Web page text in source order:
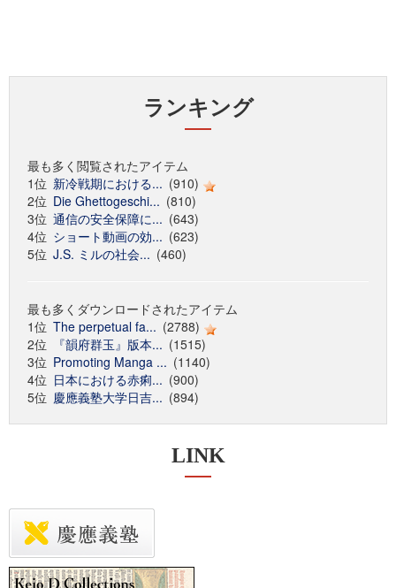
ランキング
最も多く閲覧されたアイテム
1位 新冷戦期における... (910)
2位 Die Ghettogeschi... (810)
3位 通信の安全保障に... (643)
4位 ショート動画の効... (623)
5位 J.S. ミルの社会... (460)
最も多くダウンロードされたアイテム
1位 The perpetual fa... (2788)
2位
『韻府群玉』版本... (1515)
3位 Promoting Manga ... (1140)
4位 日本における赤痢... (900)
5位 慶應義塾大学日吉... (894)
LINK